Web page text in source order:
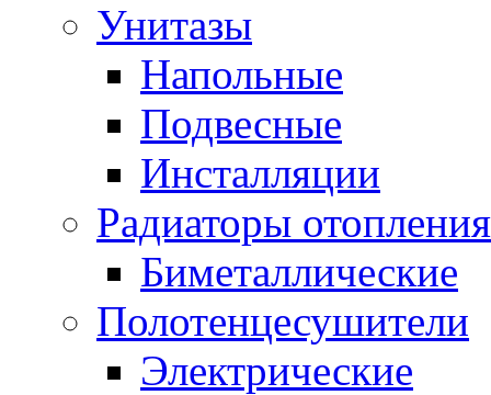
Унитазы
Напольные
Подвесные
Инсталляции
Радиаторы отопления
Биметаллические
Полотенцесушители
Электрические